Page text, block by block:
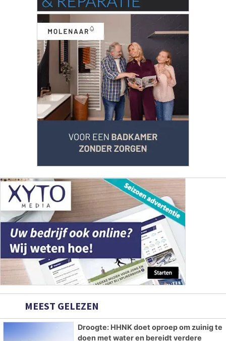
MEEST GELEZEN
Droogte: HHNK doet oproep om zuinig te
doen met water en bereidt verdere